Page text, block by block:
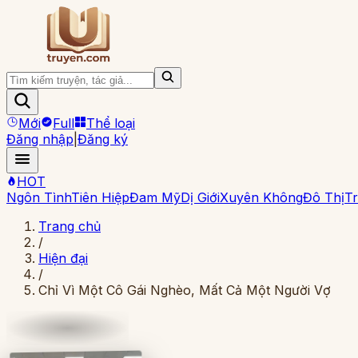
Mới Full
Thể loại
Đăng nhập Đăng ký
HOT
Ngôn TìnhTiên HiệpĐam MỹDị GiớiXuyên KhôngĐô Thị
Trang chủ
/
Hiện đại
/
Chỉ Vì Một Cô Gái Nghèo, Mất Cả Một Người Vợ